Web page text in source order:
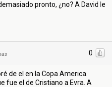
pronto, ¿no? A David le
0
de el en la Copa America.
fue el de Cristiano a Evra. A